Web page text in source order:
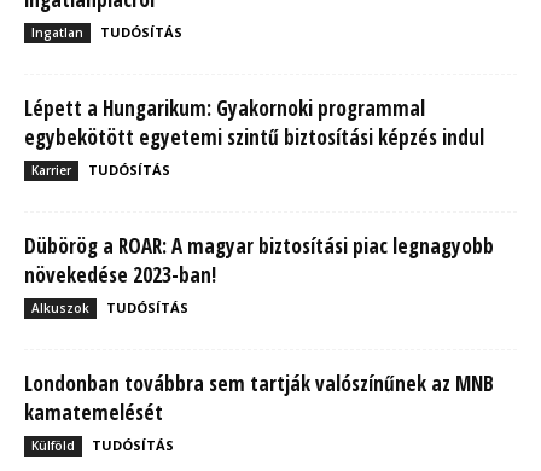
Ingatlan TUDÓSÍTÁS
Lépett a Hungarikum: Gyakornoki programmal
egybekötött egyetemi szintű biztosítási képzés indul
Karrier TUDÓSÍTÁS
Dübörög a ROAR: A magyar biztosítási piac legnagyobb
növekedése 2023-ban!
Alkuszok TUDÓSÍTÁS
Londonban továbbra sem tartják valószínűnek az MNB
kamatemelését
Külföld TUDÓSÍTÁS